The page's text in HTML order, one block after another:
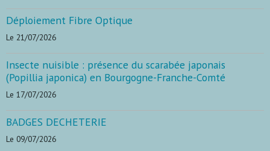
Déploiement Fibre Optique
Le 21/07/2026
Insecte nuisible : présence du scarabée japonais
(Popillia japonica) en Bourgogne-Franche-Comté
Le 17/07/2026
BADGES DECHETERIE
Le 09/07/2026